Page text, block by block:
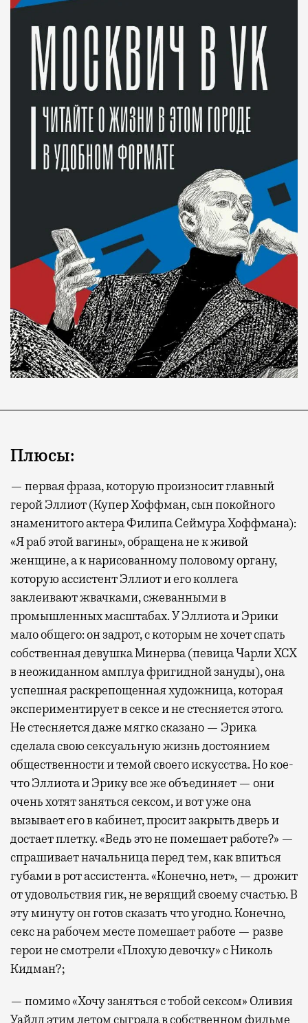
Плюсы:
— первая фраза, которую произносит главный
герой Эллиот (Купер Хоффман, сын покойного
знаменитого актера Филипа Сеймура Хоффмана):
«Я раб этой вагины», обращена не к живой
женщине, а к нарисованному половому органу,
которую ассистент Эллиот и его коллега
заклеивают жвачками, сжеванными в
промышленных масштабах. У Эллиота и Эрики
мало общего: он задрот, с которым не хочет спать
собственная девушка Минерва (певица Чарли XCX
в неожиданном амплуа фригидной зануды), она
успешная раскрепощенная художница, которая
экспериментирует в сексе и не стесняется этого.
Не стесняется даже мягко сказано — Эрика
сделала свою сексуальную жизнь достоянием
общественности и темой своего искусства. Но кое-
что Эллиота и Эрику все же объединяет — они
очень хотят заняться сексом, и вот уже она
вызывает его в кабинет, просит закрыть дверь и
достает плетку. «Ведь это не помешает работе?» —
спрашивает начальница перед тем, как впиться
губами в рот ассистента. «Конечно, нет», — дрожит
от удовольствия гик, не верящий своему счастью. В
эту минуту он готов сказать что угодно. Конечно,
секс на рабочем месте помешает работе — разве
герои не смотрели «Плохую девочку» с Николь
Кидман?;
— помимо «Хочу заняться с тобой сексом» Оливия
Уайлд этим летом сыграла в собственном фильме